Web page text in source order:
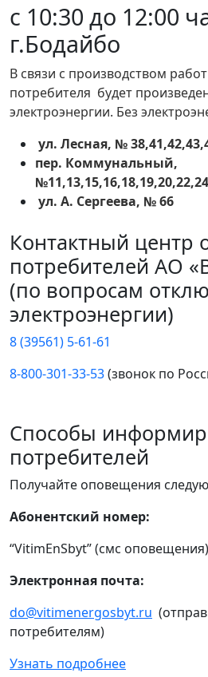
с 10:30 до 12:00
г.Бодайбо
В связи с производством
потребителя будет
электроэнергии. Без
ул. Лесная, №
пер. Коммунальный,
ул. А. Сергеева, № 66
Контактный центр
потребителей АО
(по вопросам
электроэнергии)
8 (39561) 5-61-61
8-800-301-33-53(звонок по
Способы
потребителей
Получайте оповещения
Абонентский номер:
“VitimEnSbyt” (смс оповещения)
Электронная почта:
do@vitimenergosbyt.ru
потребителям)
Узнать подробнее